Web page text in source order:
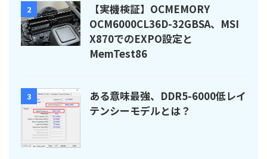
2
【実機検証】OCMEMORY
OCM6000CL36D-32GBSA、MSI
X870でのEXPO設定と
MemTest86
3
ある意味最強、DDR5-6000低レイ
テンシーモデルとは？